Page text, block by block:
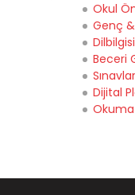
Okul
Genç
Dilbilgisi
Beceri
Sınavlar
Dijital
Okuma